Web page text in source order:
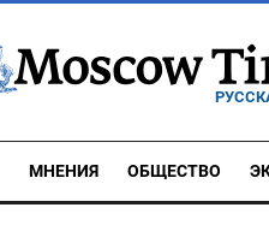
МНЕНИЯ ОБЩЕСТВО